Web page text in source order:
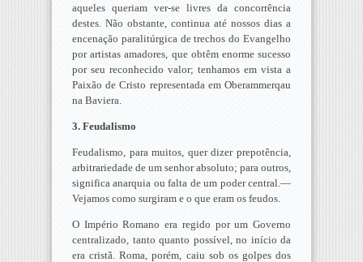
aqueles queriam ver-se livres da concorrência
destes. Não obstante, continua até nossos dias a
encenação paralitúrgica de trechos do Evangelho
por artistas amadores, que obtêm enorme sucesso
por seu reconhecido valor; tenhamos em vista a
Paixão de Cristo representada em Oberammerqau
na Baviera.
3. Feudalismo
Feudalismo, para muitos, quer dizer prepotência,
arbitrariedade de um senhor absoluto; para outros,
significa anarquia ou falta de um poder central.—
Vejamos como surgiram e o que eram os feudos.
O Império Romano era regido por um Governo
centralizado, tanto quanto possível, no início da
era cristã. Roma, porém, caiu sob os golpes dos